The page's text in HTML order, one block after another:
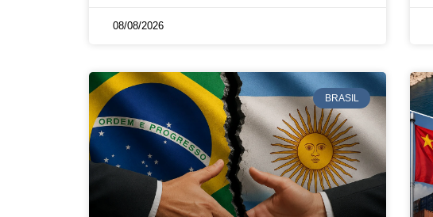
08/08/2026
BRASIL